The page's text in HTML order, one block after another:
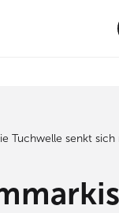
Tuchwelle senkt